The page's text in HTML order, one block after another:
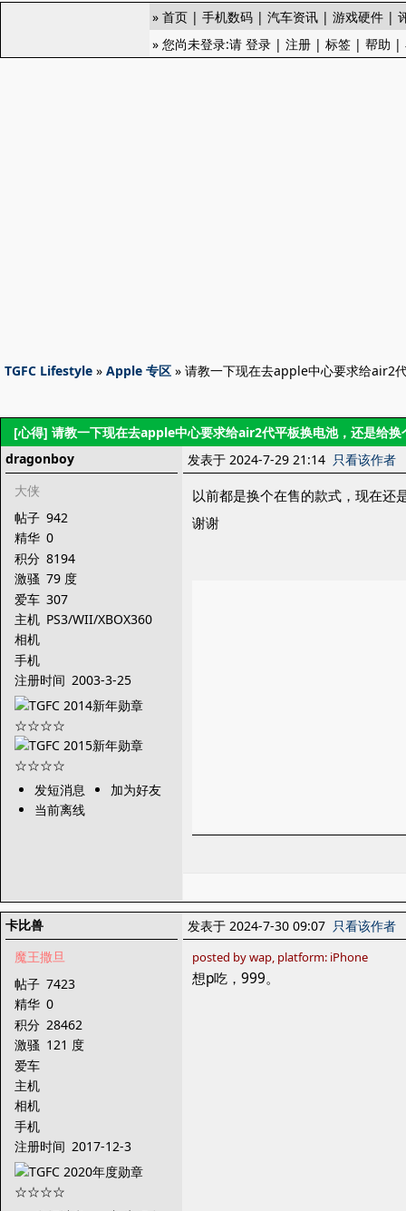
» 首页 | 手机数码 | 汽车资讯 | 游戏硬件 |
» 您尚未登录:请 登录 | 注册 | 标签 | 帮助 |
TGFC Lifestyle » Apple 专区 » 请教一下现在去apple中心要求给air2
[心得] 请教一下现在去apple中心要求给air2代平板换电池，还是给换
dragonboy
大侠
帖子 942
精华 0
积分 8194
激骚 79 度
爱车 307
主机 PS3/WII/XBOX360
相机
手机
注册时间 2003-3-25
发短消息
加为好友
当前离线
发表于 2024-7-29 21:14 只看该作者
以前都是换个在售的款式，现在还
谢谢
卡比兽
魔王撒旦
帖子 7423
精华 0
积分 28462
激骚 121 度
爱车
主机
相机
手机
注册时间 2017-12-3
发表于 2024-7-30 09:07 只看该作者
posted by wap, platform: iPhone
想p吃，999。